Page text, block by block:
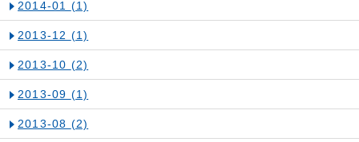
2014-01 (1)
2013-12 (1)
2013-10 (2)
2013-09 (1)
2013-08 (2)